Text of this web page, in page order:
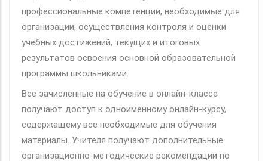
профессиональные компетенции, необходимые для
организации, осуществления контроля и оценки
учебных достижений, текущих и итоговых
результатов освоения основной образовательной
программы школьниками.
Все зачисленные на обучение в онлайн-классе
получают доступ к одноименному онлайн-курсу,
содержащему все необходимые для обучения
материалы. Учителя получают дополнительные
организационно-методические рекомендации по